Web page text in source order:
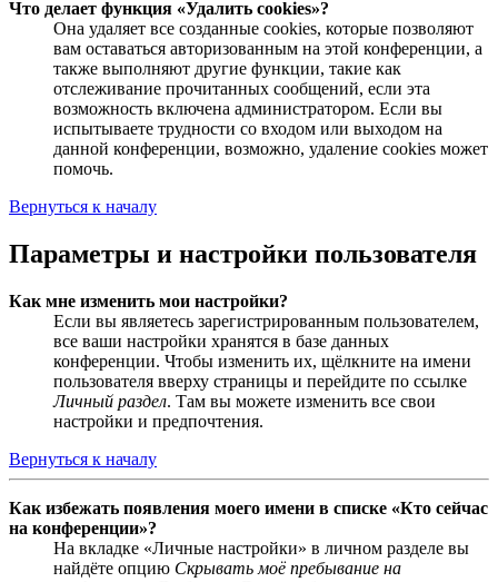
Что делает функция «Удалить cookies»?
Она удаляет все созданные cookies, которые позволяют
вам оставаться авторизованным на этой конференции, а
также выполняют другие функции, такие как
отслеживание прочитанных сообщений, если эта
возможность включена администратором. Если вы
испытываете трудности со входом или выходом на
данной конференции, возможно, удаление cookies может
помочь.
Вернуться к началу
Параметры и настройки пользователя
Как мне изменить мои настройки?
Если вы являетесь зарегистрированным пользователем,
все ваши настройки хранятся в базе данных
конференции. Чтобы изменить их, щёлкните на имени
пользователя вверху страницы и перейдите по ссылке
Личный раздел. Там вы можете изменить все свои
настройки и предпочтения.
Вернуться к началу
Как избежать появления моего имени в списке «Кто сейчас
на конференции»?
На вкладке «Личные настройки» в личном разделе вы
найдёте опцию Скрывать моё пребывание на